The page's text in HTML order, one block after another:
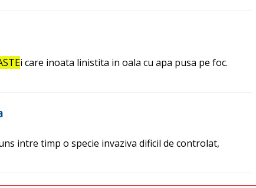
i care inoata linistita in oala cu apa pusa pe foc.
intre timp o specie invaziva dificil de controlat,